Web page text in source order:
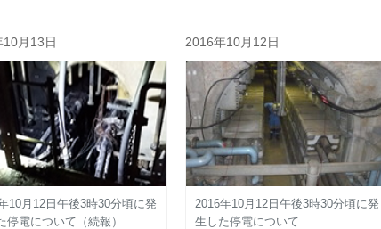
10月13日
10月12日午後3時30分頃に発
停電について（続報）
2016年10月12日
2016年10月12日午後3時30分頃に発
生した停電について